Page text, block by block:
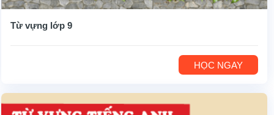
Từ vựng lớp 9
HỌC NGAY